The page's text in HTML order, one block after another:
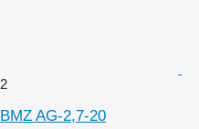
2
BMZ AG-2,7-20